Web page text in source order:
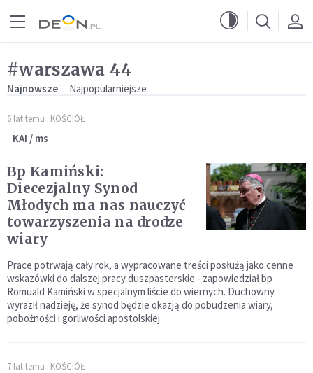
#warszawa 44
Najnowsze Najpopularniejsze
6 lat temu KOŚCIÓŁ
KAI / ms
Bp Kamiński:
Diecezjalny Synod
Młodych ma nas nauczyć
towarzyszenia na drodze
wiary
Prace potrwają cały rok, a wypracowane treści posłużą jako cenne
wskazówki do dalszej pracy duszpasterskie - zapowiedział bp
Romuald Kamiński w specjalnym liście do wiernych. Duchowny
wyraził nadzieję, że synod będzie okazją do pobudzenia wiary,
pobożności i gorliwości apostolskiej.
7 lat temu KOŚCIÓŁ